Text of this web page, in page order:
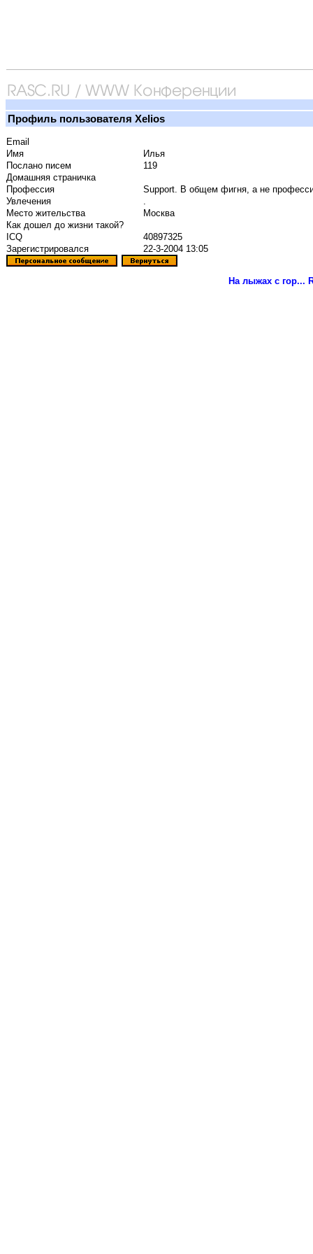
Профиль пользователя Xelios
Email
Имя
Илья
Послано писем
119
Домашняя страничка
Профессия
Support. В общем фигня, а не
Увлечения
.
Место жительства
Москва
Как дошел до жизни такой?
ICQ
40897325
Зарегистрировался
22-3-2004 13:05
На лыжах с гор...